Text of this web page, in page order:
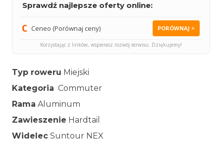
Sprawdź najlepsze oferty online:
Ceneo (Porównaj ceny) PORÓWNAJ >
Korzystając z linków, wspierasz rozwój serwisu. Dziękujemy!
Typ roweru Miejski
Kategoria Commuter
Rama Aluminum
Zawieszenie Hardtail
Widelec Suntour NEX